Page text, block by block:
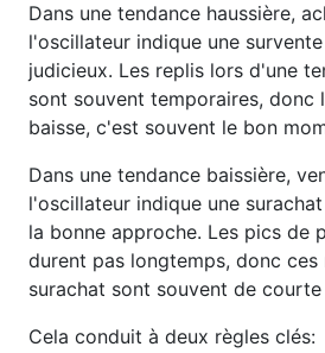
Dans une tendance haussière,
l'oscillateur indique une
judicieux. Les replis lors d'une
sont souvent temporaires, donc
baisse, c'est souvent le bon
Dans une tendance baissière,
l'oscillateur indique une
la bonne approche. Les pics de
durent pas longtemps, donc ces
surachat sont souvent de courte
Cela conduit à deux règles clés: